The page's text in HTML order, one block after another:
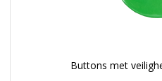
Buttons met